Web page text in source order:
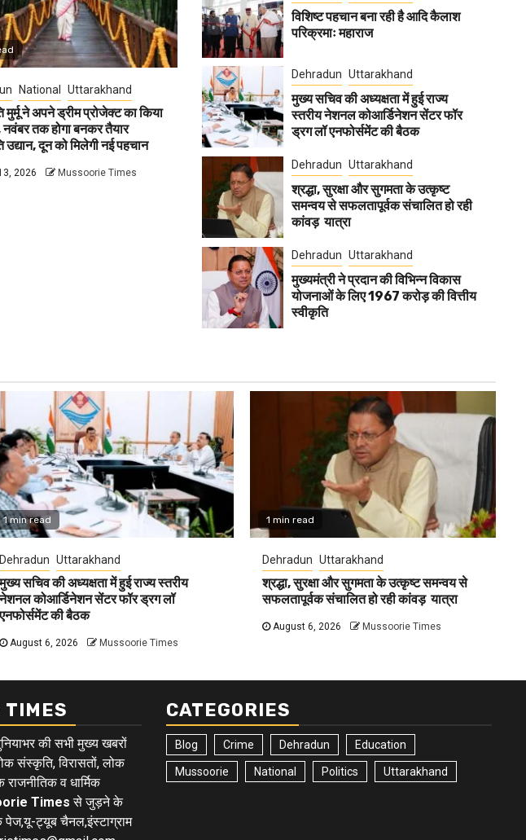
National Uttarakhand
मुर्मू ने अपने ड्रीम प्रोजेक्ट का किया
नवंबर तक होगा बनकर तैयार
उद्यान, दून को मिलेगी नई पहचान
2026 Mussoorie Times
विशिष्ट पहचान बना रही है आदि कैलाश
परिक्रमाः महाराज
Dehradun Uttarakhand
मुख्य सचिव की अध्यक्षता में हुई राज्य
स्तरीय नेशनल कोआर्डिनेशन सेंटर फॉर
ड्रग लॉ एनफोर्समेंट की बैठक
Dehradun Uttarakhand
श्रद्धा, सुरक्षा और सुगमता के उत्कृष्ट
समन्वय से सफलतापूर्वक संचालित हो रही
कांवड़ यात्रा
Dehradun Uttarakhand
मुख्यमंत्री ने प्रदान की विभिन्न विकास
योजनाओं के लिए 1967 करोड़ की वित्तीय
स्वीकृति
1 min read
Dehradun Uttarakhand
मुख्य सचिव की अध्यक्षता में हुई राज्य स्तरीय
नेशनल कोआर्डिनेशन सेंटर फॉर ड्रग लॉ
एनफोर्समेंट की बैठक
August 6, 2026 Mussoorie Times
1 min read
Dehradun Uttarakhand
श्रद्धा, सुरक्षा और सुगमता के उत्कृष्ट समन्वय से
सफलतापूर्वक संचालित हो रही कांवड़ यात्रा
August 6, 2026 Mussoorie Times
TIMES
की सभी मुख्य खबरों
संस्कृति, विरासतों, लोक
व धार्मिक
Times से जुड़ने के
पेज,यू-ट्यूब चैनल,इंस्टाग्राम
CATEGORIES
Blog Crime Dehradun Education
Mussoorie National Politics Uttarakhand